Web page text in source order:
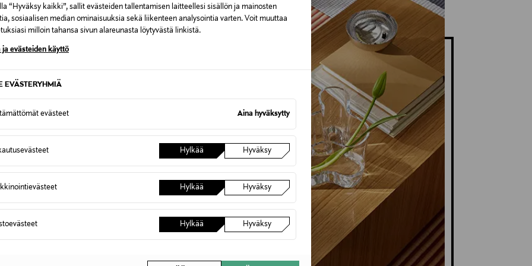
“Hyväksy kaikki”, sallit evästeiden tallentamisen laitteellesi sisällön ja mainosten
sosiaalisen median ominaisuuksia sekä liikenteen analysointia varten. Voit muuttaa
milloin tahansa sivun alareunasta löytyvästä linkistä.
ja evästeiden käyttö
EVÄSTERYHMIÄ
evästeet Aina hyväksytty
Hylkää Hyväksy
Hylkää Hyväksy
Hylkää Hyväksy
ilmoittaa palautuksesta etukäteen.
Pehmeät muodot,
valitut designaarteet
eloon. Poimi